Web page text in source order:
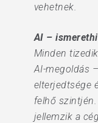
vehetnek.
AI –
Minden
AI-megoldás
elterjedtsége
felhő
jellemzik a